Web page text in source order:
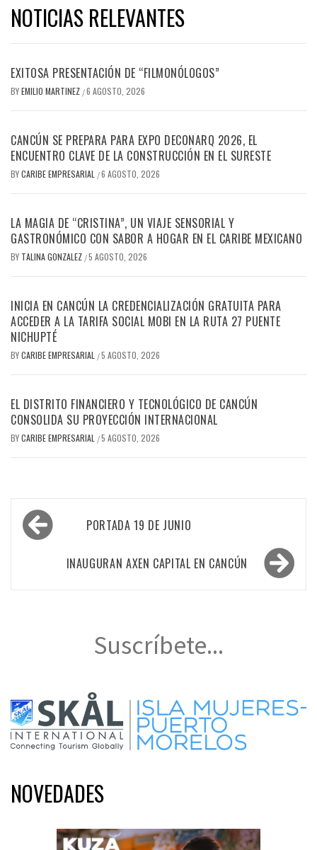
NOTICIAS RELEVANTES
EXITOSA PRESENTACIÓN DE “FILMONÓLOGOS”
BYEMILIO MARTINEZ /6 AGOSTO, 2026
CANCÚN SE PREPARA PARA EXPO DECONARQ 2026, EL
ENCUENTRO CLAVE DE LA CONSTRUCCIÓN EN EL SURESTE
BYCARIBE EMPRESARIAL /6 AGOSTO, 2026
LA MAGIA DE “CRISTINA”, UN VIAJE SENSORIAL Y
GASTRONÓMICO CON SABOR A HOGAR EN EL CARIBE MEXICANO
BY TALINA GONZALEZ /5 AGOSTO, 2026
INICIA EN CANCÚN LA CREDENCIALIZACIÓN GRATUITA PARA
ACCEDER A LA TARIFA SOCIAL MOBI EN LA RUTA 27 PUENTE
NICHUPTÉ
BYCARIBE EMPRESARIAL /5 AGOSTO, 2026
EL DISTRITO FINANCIERO Y TECNOLÓGICO DE CANCÚN
CONSOLIDA SU PROYECCIÓN INTERNACIONAL
BYCARIBE EMPRESARIAL /5 AGOSTO, 2026
Navegación
de
entradas
PORTADA 19 DE JUNIO
INAUGURAN AXEN CAPITAL EN CANCÚN
Suscríbete...
NOVEDADES